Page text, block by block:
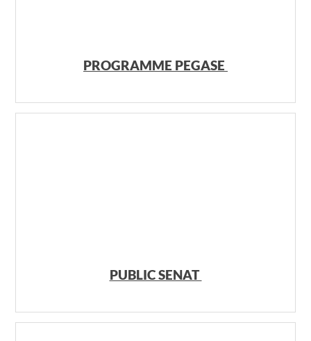
PROGRAMME PEGASE
PUBLIC SENAT